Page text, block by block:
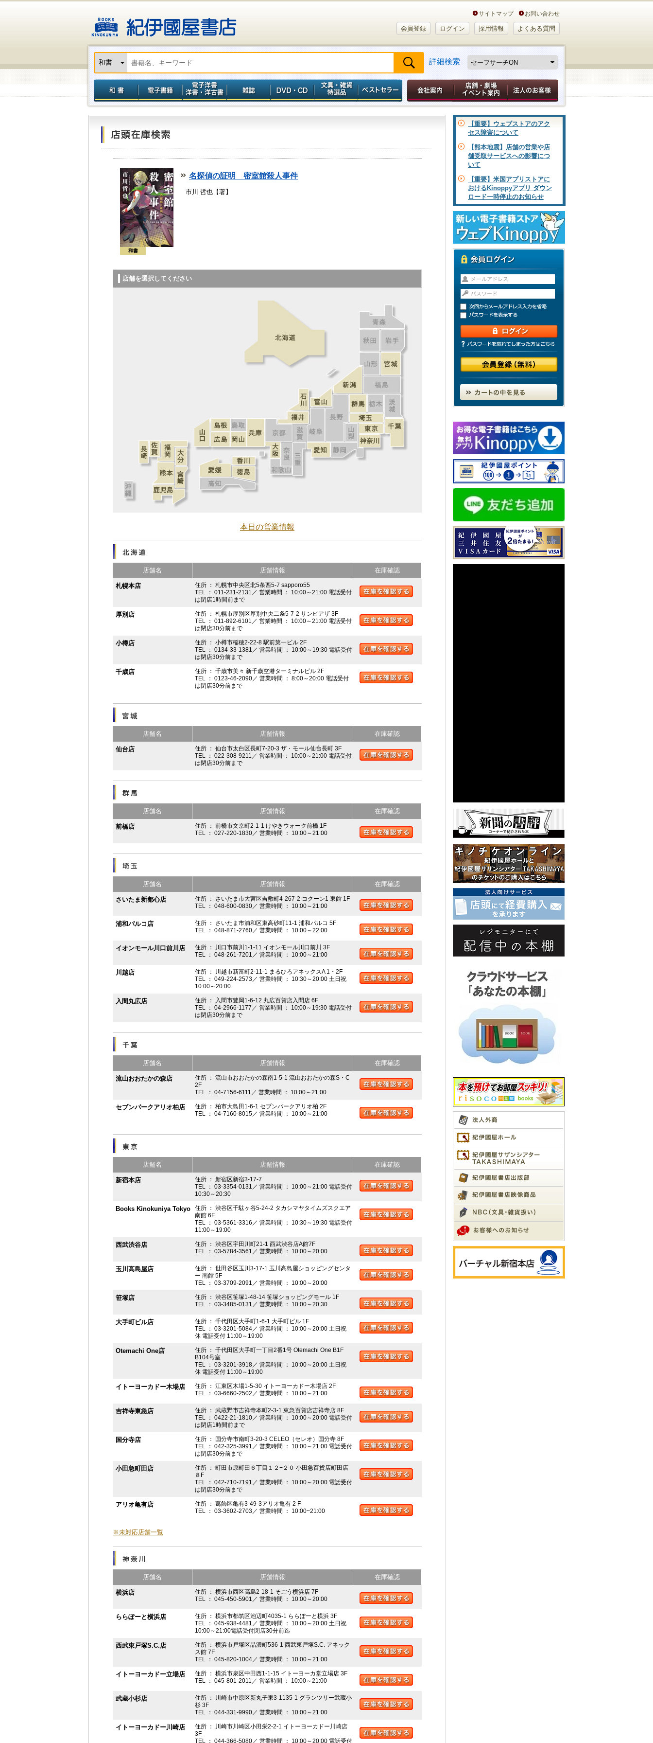
サイトマップ お問い合わせ
会員登録 ログイン 採用情報 よくある質問
詳細検索
和書
名探偵の証明 密室館殺人事件
市川 哲也【著】
店舗を選択してください
本日の営業情報
店舗名 店舗情報 在庫確認
札幌本店
住所 ： 札幌市中央区北5条西5-7 sapporo55
TEL ： 011-231-2131／ 営業時間 ： 10:00～21:00 電話受付
は閉店1時間前まで
厚別店
住所 ： 札幌市厚別区厚別中央二条5-7-2 サンピアザ 3F
TEL ： 011-892-6101／ 営業時間 ： 10:00～21:00 電話受付
は閉店30分前まで
小樽店
住所 ： 小樽市稲穂2-22-8 駅前第一ビル 2F
TEL ： 0134-33-1381／ 営業時間 ： 10:00～19:30 電話受付
は閉店30分前まで
千歳店
住所 ： 千歳市美々 新千歳空港ターミナルビル 2F
TEL ： 0123-46-2090／ 営業時間 ： 8:00～20:00 電話受付
は閉店30分前まで
店舗名 店舗情報 在庫確認
仙台店
住所 ： 仙台市太白区長町7-20-3 ザ・モール仙台長町 3F
TEL ： 022-308-9211／ 営業時間 ： 10:00～21:00 電話受付
は閉店30分前まで
店舗名 店舗情報 在庫確認
前橋店
住所 ： 前橋市文京町2-1-1 けやきウォーク前橋 1F
TEL ： 027-220-1830／ 営業時間 ： 10:00～21:00
店舗名 店舗情報 在庫確認
さいたま新都心店
住所 ： さいたま市大宮区吉敷町4-267-2 コクーン1 東館 1F
TEL ： 048-600-0830／ 営業時間 ： 10:00～21:00
浦和パルコ店
住所 ： さいたま市浦和区東高砂町11-1 浦和パルコ 5F
TEL ： 048-871-2760／ 営業時間 ： 10:00～22:00
イオンモール川口前川店
住所 ： 川口市前川1-1-11 イオンモール川口前川 3F
TEL ： 048-261-7201／ 営業時間 ： 10:00～21:00
川越店
住所 ： 川越市新富町2-11-1 まるひろアネックスA 1・2F
TEL ： 049-224-2573／ 営業時間 ： 10:30～20:00 土日祝
10:00～20:00
入間丸広店
住所 ： 入間市豊岡1-6-12 丸広百貨店入間店 6F
TEL ： 04-2966-1177／ 営業時間 ： 10:00～19:30 電話受付
は閉店30分前まで
店舗名 店舗情報 在庫確認
流山おおたかの森店
住所 ： 流山市おおたかの森南1-5-1 流山おおたかの森S・C
2F
TEL ： 04-7156-6111／ 営業時間 ： 10:00～21:00
セブンパークアリオ柏店
住所 ： 柏市大島田1-6-1 セブンパークアリオ柏 2F
TEL ： 04-7160-8015／ 営業時間 ： 10:00～21:00
店舗名 店舗情報 在庫確認
新宿本店
住所 ： 新宿区新宿3-17-7
TEL ： 03-3354-0131／ 営業時間 ： 10:00～21:00 電話受付
10:30～20:30
Books Kinokuniya Tokyo
住所 ： 渋谷区千駄ヶ谷5-24-2 タカシマヤタイムズスクエア
南館 6F
TEL ： 03-5361-3316／ 営業時間 ： 10:30～19:30 電話受付
11:00～19:00
西武渋谷店
住所 ： 渋谷区宇田川町21-1 西武渋谷店A館7F
TEL ： 03-5784-3561／ 営業時間 ： 10:00～20:00
玉川高島屋店
住所 ： 世田谷区玉川3-17-1 玉川高島屋ショッピングセンタ
ー 南館 5F
TEL ： 03-3709-2091／ 営業時間 ： 10:00～20:00
笹塚店
住所 ： 渋谷区笹塚1-48-14 笹塚ショッピングモール 1F
TEL ： 03-3485-0131／ 営業時間 ： 10:00～20:30
大手町ビル店
住所 ： 千代田区大手町1-6-1 大手町ビル 1F
TEL ： 03-3201-5084／ 営業時間 ： 10:00～20:00 土日祝
休 電話受付 11:00～19:00
Otemachi One店
住所 ： 千代田区大手町一丁目2番1号 Otemachi One B1F
B104号室
TEL ： 03-3201-3918／ 営業時間 ： 10:00～20:00 土日祝
休 電話受付 11:00～19:00
イトーヨーカドー木場店
住所 ： 江東区木場1-5-30 イトーヨーカドー木場店 2F
TEL ： 03-6660-2502／ 営業時間 ： 10:00～21:00
吉祥寺東急店
住所 ： 武蔵野市吉祥寺本町2-3-1 東急百貨店吉祥寺店 8F
TEL ： 0422-21-1810／ 営業時間 ： 10:00～20:00 電話受付
は閉店1時間前まで
国分寺店
住所 ： 国分寺市南町3-20-3 CELEO（セレオ）国分寺 8F
TEL ： 042-325-3991／ 営業時間 ： 10:00～21:00 電話受付
は閉店30分前まで
小田急町田店
住所 ： 町田市原町田６丁目１２−２０ 小田急百貨店町田店
８F
TEL ： 042-710-7191／ 営業時間 ： 10:00～20:00 電話受付
は閉店30分前まで
アリオ亀有店
住所 ： 葛飾区亀有3-49-3アリオ亀有 2 F
TEL ： 03-3602-2703／ 営業時間 ： 10:00~21:00
※未対応店舗一覧
店舗名 店舗情報 在庫確認
横浜店
住所 ： 横浜市西区高島2-18-1 そごう横浜店 7F
TEL ： 045-450-5901／ 営業時間 ： 10:00～20:00
ららぽーと横浜店
住所 ： 横浜市都筑区池辺町4035-1 ららぽーと横浜 3F
TEL ： 045-938-4481／ 営業時間 ： 10:00～20:00 土日祝
10:00～21:00電話受付閉店30分前迄
西武東戸塚S.C.店
住所 ： 横浜市戸塚区品濃町536-1 西武東戸塚S.C. アネック
ス館 7F
TEL ： 045-820-1004／ 営業時間 ： 10:00～21:00
イトーヨーカドー立場店
住所 ： 横浜市泉区中田西1-1-15 イトーヨーカ堂立場店 3F
TEL ： 045-801-2011／ 営業時間 ： 10:00～21:00
武蔵小杉店
住所 ： 川崎市中原区新丸子東3-1135-1 グランツリー武蔵小
杉 3F
TEL ： 044-331-9990／ 営業時間 ： 10:00～21:00
イトーヨーカドー川崎店
住所 ： 川崎市川崎区小田栄2-2-1 イトーヨーカドー川崎店
3F
TEL ： 044-366-5080／ 営業時間 ： 10:00～20:00 電話受付
【重要】ウェブストアのアク
セス障害について
【熊本地震】店舗の営業や店
舗受取サービスへの影響につ
いて
【重要】米国アプリストアに
おけるKinoppyアプリ ダウン
ロード一時停止のお知らせ